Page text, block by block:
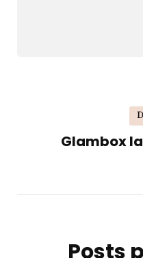
Glambox
Posts